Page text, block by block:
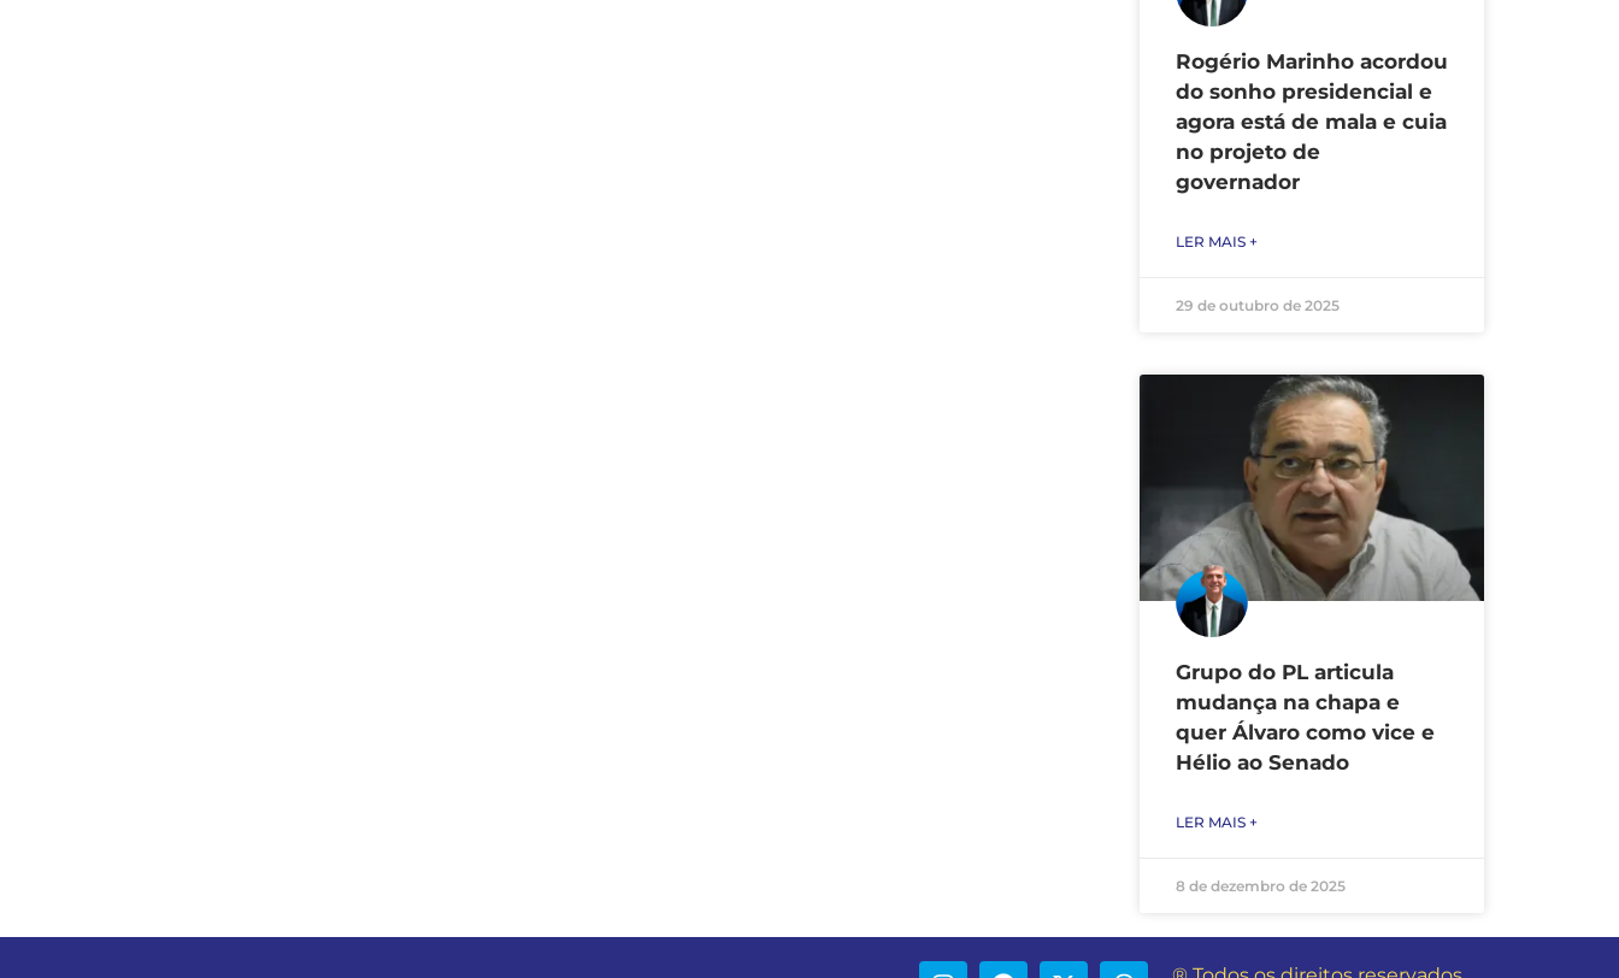
Rogério Marinho acordou
do sonho presidencial e
agora está de mala e cuia
no projeto de
governador
LER MAIS +
29 de outubro de 2025
Grupo do PL articula
mudança na chapa e
quer Álvaro como vice e
Hélio ao Senado
LER MAIS +
8 de dezembro de 2025